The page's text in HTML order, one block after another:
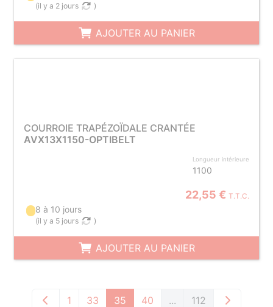
(il y a 2 jours )
AJOUTER AU PANIER
COURROIE TRAPÉZOÏDALE CRANTÉE
AVX13X1150-OPTIBELT
Longueur intérieure
1100
22,55 € T.T.C.
8 à 10 jours
(il y a 5 jours )
AJOUTER AU PANIER
1 33 35 40 ... 112